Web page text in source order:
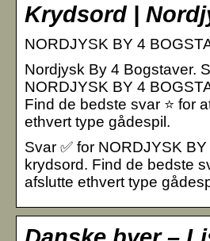
Krydsord |
NORDJYSK BY 4
Nordjysk By 4 Bogstaver.
NORDJYSK BY 4
Find de bedste svar ⭐ for
ethvert type gådespil.
Svar ✅ for NORDJYSK
krydsord. Find de bedste
afslutte ethvert type